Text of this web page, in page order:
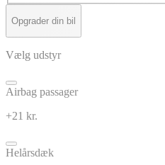
Opgrader din bil
Vælg udstyr
Airbag passager
+21 kr.
Helårsdæk